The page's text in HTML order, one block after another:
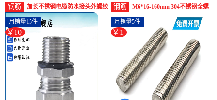
钢筋
加长不锈钢电缆防水接头外螺纹
15mm长防爆格兰头I-螺纹钢
(land旗舰店仅售10元)
￥10
月销量15件
钢筋
M6*16-160mm 304不锈钢全螺
纹螺杆牙条-螺纹钢(浴当家旗舰
店仅售1.28元)
￥1
月销量5件